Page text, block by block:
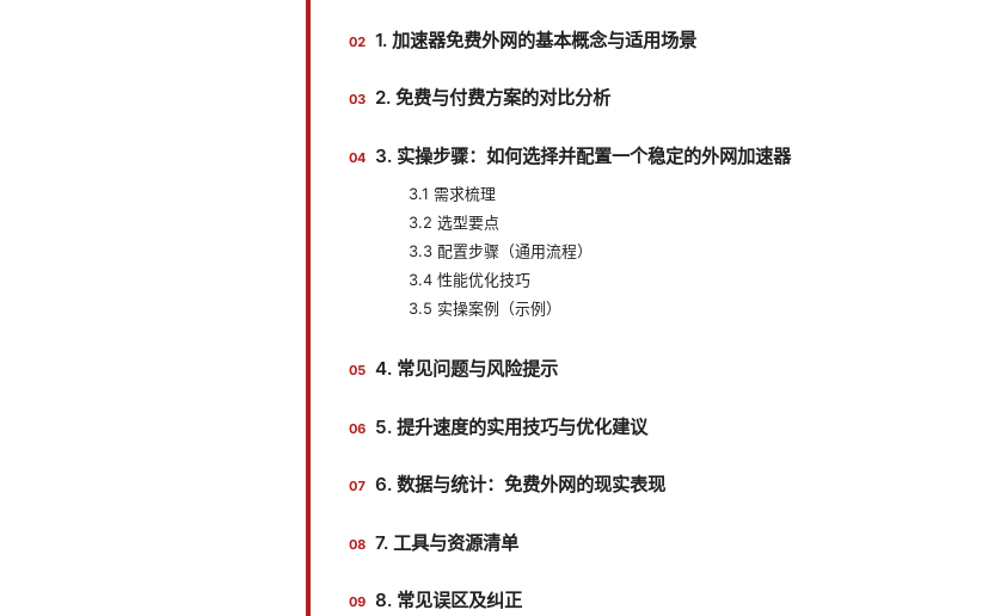
1. 加速器免费外网的基本概念与适用场景
2. 免费与付费方案的对比分析
3. 实操步骤：如何选择并配置一个稳定的外网加速器
3.1 需求梳理
3.2 选型要点
3.3 配置步骤（通用流程）
3.4 性能优化技巧
3.5 实操案例（示例）
4. 常见问题与风险提示
5. 提升速度的实用技巧与优化建议
6. 数据与统计：免费外网的现实表现
7. 工具与资源清单
8. 常见误区及纠正